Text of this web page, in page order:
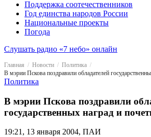
Поддержка соотечественников
Год единства народов России
Национальные проекты
Погода
Слушать радио «7 небо» онлайн
Главная Новости
Политика
Политика
В мэрии Пскова поздравили
государственных наград и
19:21, 13 января 2004, ПАИ